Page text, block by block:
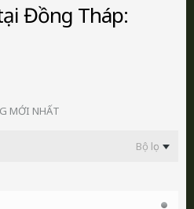
Đồng Tháp:
MỚI NHẤT
Bộ lọc